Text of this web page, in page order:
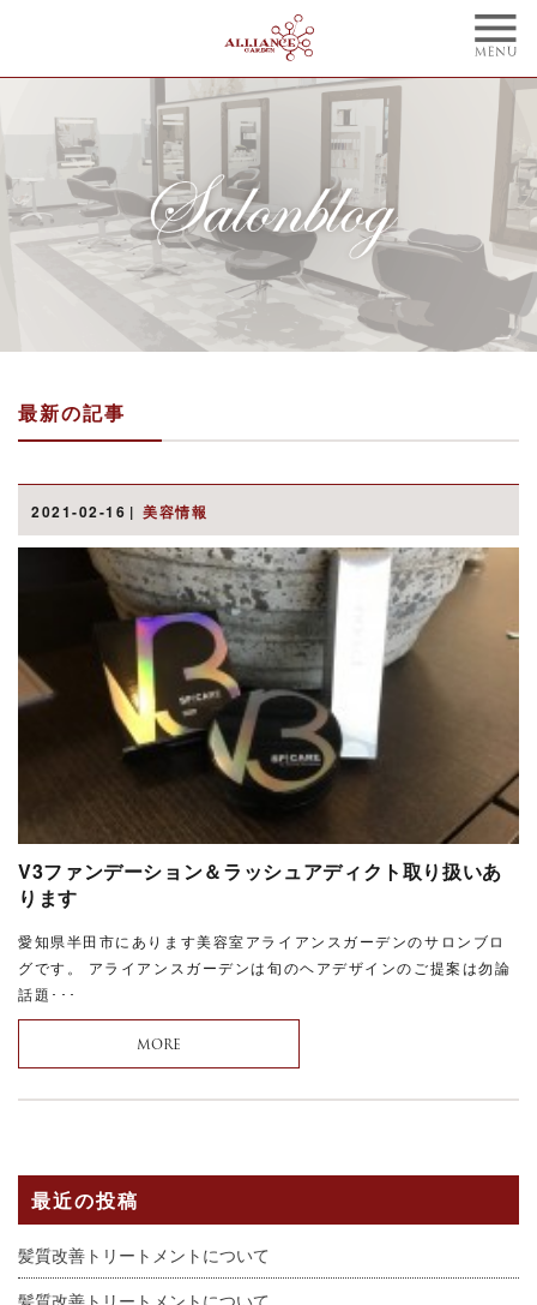
トップ
CONCEPT
コンセプト
NAIL
ネイル
BLOG
ブログ
STYLE
スタイル
STAFF
スタッフ
メニュー
WEBCOUPON
ウェブクーポン
RECRUIT
ご予約はこちらから
最新の記事
2021-02-16 美容情報
V3ファンデーション＆ラッシュアディクト取り扱いあ
ります
愛知県半田市にあります美容室アライアンスガーデンのサロンブロ
グです。 アライアンスガーデンは旬のヘアデザインのご提案は勿論
話題･･･
MORE
最近の投稿
髪質改善トリートメントについて